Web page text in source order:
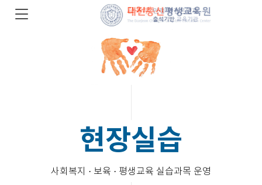
현장실습
사회복지 · 보육 · 평생교육 실습과목 운영